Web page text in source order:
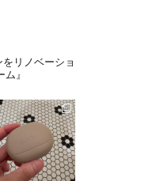
リノベーショ
』